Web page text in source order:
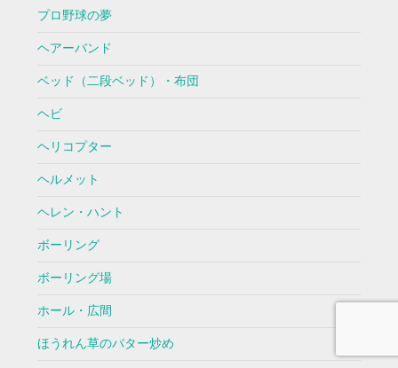
プロ野球の夢
ヘアーバンド
ベッド（二段ベッド）・布団
ヘビ
ヘリコプター
ヘルメット
ヘレン・ハント
ボーリング
ボーリング場
ホール・広間
ほうれん草のバター炒め